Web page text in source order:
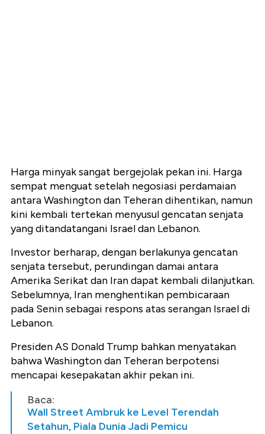
Harga minyak sangat bergejolak pekan ini. Harga
sempat menguat setelah negosiasi perdamaian
antara Washington dan Teheran dihentikan, namun
kini kembali tertekan menyusul gencatan senjata
yang ditandatangani Israel dan Lebanon.
Investor berharap, dengan berlakunya gencatan
senjata tersebut, perundingan damai antara
Amerika Serikat dan Iran dapat kembali dilanjutkan.
Sebelumnya, Iran menghentikan pembicaraan
pada Senin sebagai respons atas serangan Israel di
Lebanon.
Presiden AS Donald Trump bahkan menyatakan
bahwa Washington dan Teheran berpotensi
mencapai kesepakatan akhir pekan ini.
Baca:
Wall Street Ambruk ke Level Terendah
Setahun, Piala Dunia Jadi Pemicu